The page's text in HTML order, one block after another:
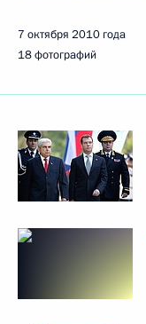
7 октября 2010 года
18 фотографий